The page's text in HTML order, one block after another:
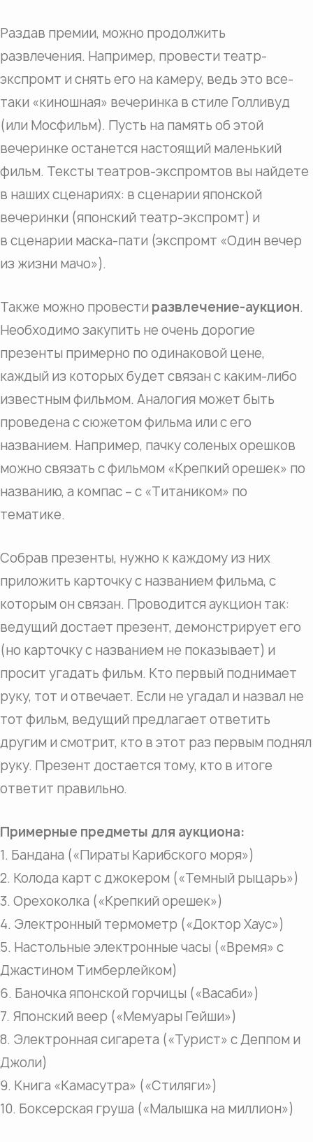
Раздав премии, можно продолжить
развлечения. Например, провести театр-
экспромт и снять его на камеру, ведь это все-
таки «киношная» вечеринка в стиле Голливуд
(или Мосфильм). Пусть на память об этой
вечеринке останется настоящий маленький
фильм. Тексты театров-экспромтов вы найдете
в наших сценариях: в сценарии японской
вечеринки (японский театр-экспромт) и
в сценарии маска-пати (экспромт «Один вечер
из жизни мачо»).
Также можно провести развлечение-аукцион.
Необходимо закупить не очень дорогие
презенты примерно по одинаковой цене,
каждый из которых будет связан с каким-либо
известным фильмом. Аналогия может быть
проведена с сюжетом фильма или с его
названием. Например, пачку соленых орешков
можно связать с фильмом «Крепкий орешек» по
названию, а компас – с «Титаником» по
тематике.
Собрав презенты, нужно к каждому из них
приложить карточку с названием фильма, с
которым он связан. Проводится аукцион так:
ведущий достает презент, демонстрирует его
(но карточку с названием не показывает) и
просит угадать фильм. Кто первый поднимает
руку, тот и отвечает. Если не угадал и назвал не
тот фильм, ведущий предлагает ответить
другим и смотрит, кто в этот раз первым поднял
руку. Презент достается тому, кто в итоге
ответит правильно.
Примерные предметы для аукциона:
1. Бандана («Пираты Карибского моря»)
2. Колода карт с джокером («Темный рыцарь»)
3. Орехоколка («Крепкий орешек»)
4. Электронный термометр («Доктор Хаус»)
5. Настольные электронные часы («Время» с
Джастином Тимберлейком)
6. Баночка японской горчицы («Васаби»)
7. Японский веер («Мемуары Гейши»)
8. Электронная сигарета («Турист» с Деппом и
Джоли)
9. Книга «Камасутра» («Стиляги»)
10. Боксерская груша («Малышка на миллион»)